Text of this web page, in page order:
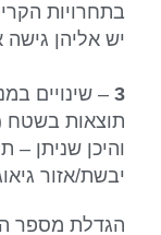
בתחרויות
יש אליהן
3 – שינויים
תוצאות בשטח
והיכן שניתן –
יבשת/אזור
הגדלת מספר